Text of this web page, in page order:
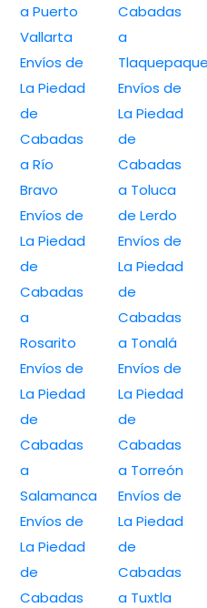
a Puerto
Vallarta
Envíos de
La Piedad
de
Cabadas
a Río
Bravo
Envíos de
La Piedad
de
Cabadas
a
Rosarito
Envíos de
La Piedad
de
Cabadas
a
Salamanca
Envíos de
La Piedad
de
Cabadas
Cabadas
a
Envíos de
La Piedad
de
Cabadas
a Toluca
de Lerdo
Envíos de
La Piedad
de
Cabadas
a Tonalá
Envíos de
La Piedad
de
Cabadas
a Torreón
Envíos de
La Piedad
de
Cabadas
a Tuxtla